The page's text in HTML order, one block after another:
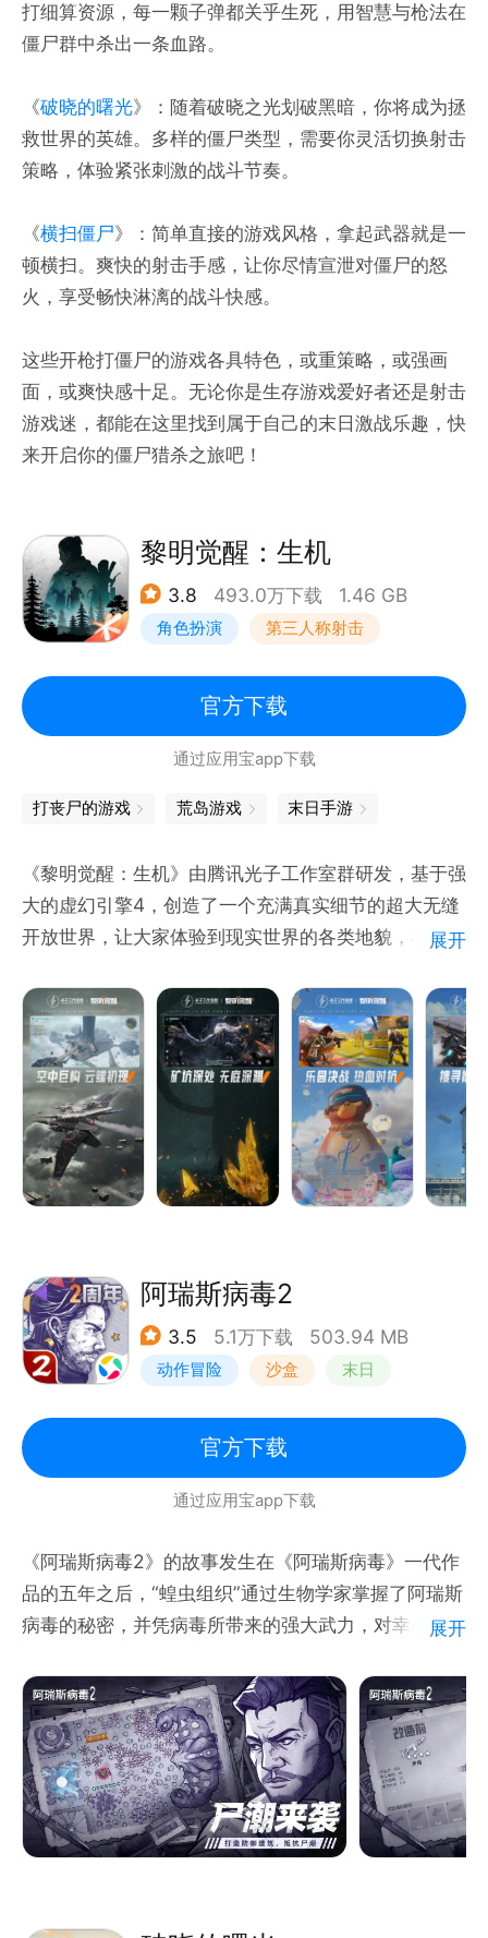
打细算资源，每一颗子弹都关乎生死，用智慧与枪法在
僵尸群中杀出一条血路。
《破晓的曙光》：随着破晓之光划破黑暗，你将成为拯
救世界的英雄。多样的僵尸类型，需要你灵活切换射击
策略，体验紧张刺激的战斗节奏。
《横扫僵尸》：简单直接的游戏风格，拿起武器就是一
顿横扫。爽快的射击手感，让你尽情宣泄对僵尸的怒
火，享受畅快淋漓的战斗快感。
这些开枪打僵尸的游戏各具特色，或重策略，或强画
面，或爽快感十足。无论你是生存游戏爱好者还是射击
游戏迷，都能在这里找到属于自己的末日激战乐趣，快
来开启你的僵尸猎杀之旅吧！
黎明觉醒：生机
3.8 493.0万下载 1.46 GB
角色扮演 第三人称射击
官方下载
通过应用宝app下载
打丧尸的游戏 荒岛游戏 末日手游
《黎明觉醒：生机》由腾讯光子工作室群研发，基于强
大的虚幻引擎4，创造了一个充满真实细节的超大无缝
开放世界，让大家体验到现实世界的各类地貌，在极端
型、精力、健康、水分乃至情绪，拟真的环境变化会对
人体指标产生实时影响；也需要勇敢地探索这块大陆，
学会制造工具、掌握各种武器、建造庇护所营地、寻找
生存伙伴，努力生存下去！
展开
阿瑞斯病毒2
3.5 5.1万下载 503.94 MB
动作冒险 沙盒 末日
官方下载
通过应用宝app下载
《阿瑞斯病毒2》的故事发生在《阿瑞斯病毒》一代作
品的五年之后，“蝗虫组织”通过生物学家掌握了阿瑞斯
病毒的秘密，并凭病毒所带来的强大武力，对幸存者进
织”，重建属于自己的家园。
【丰富精彩的世界】
游戏拥有丰富多彩的场景与角色，有繁华热闹的小镇、
生机勃勃的森林、荒凉破败的社区、感染肆虐的军事基
地等众多场景等待你去探索冒险，你可以和各种各样的
展开